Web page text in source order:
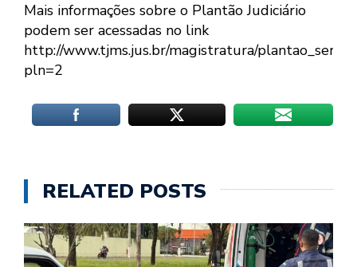
Mais informações sobre o Plantão Judiciário
podem ser acessadas no link
http://www.tjms.jus.br/magistratura/
pln=2
RELATED POSTS